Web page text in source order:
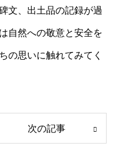
文、出土品の記録が過
自然への敬意と安全を
の思いに触れてみてく
次の記事